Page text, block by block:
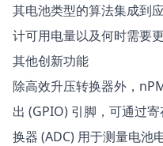
其电池类型的算法集成到
计可用电量以及何时需要更
其他创新功能
除高效升压转换器外，
出 (GPIO) 引脚，可通过
换器 (ADC) 用于测量电池